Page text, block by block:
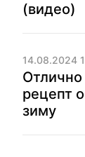
(видео)
14.08.2024
рецепт
зиму